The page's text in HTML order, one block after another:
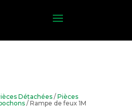
Détachées/ Pièces
/ Rampe de feux 1M